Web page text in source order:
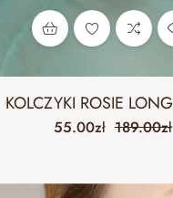
KOLCZYKI ROSIE
189.00zł
55.00zł